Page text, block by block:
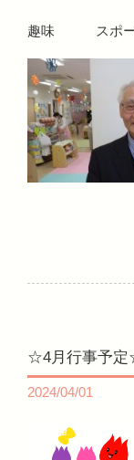
趣味 スポーツ
☆4月行事予
2024/04/01